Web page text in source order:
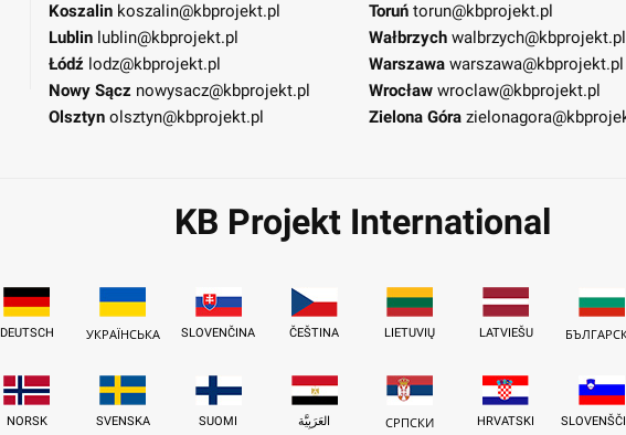
Koszalin koszalin@kbprojekt.pl
Lublin lublin@kbprojekt.pl
Łódź lodz@kbprojekt.pl
Nowy Sącz nowysacz@kbprojekt.pl
Olsztyn olsztyn@kbprojekt.pl
Toruń torun@kbprojekt.pl
Wałbrzych walbrzych@kbprojekt.pl
Warszawa warszawa@kbprojekt.pl
Wrocław wroclaw@kbprojekt.pl
Zielona Góra
KB Projekt International
DEUTSCH УКРАЇНСЬКА SLOVENČINA ČEŠTINA LIETUVIŲ LATVIEŠU
NORSK SVENSKA SUOMI العَرَبِيَّة СРПСКИ HRVATSKI